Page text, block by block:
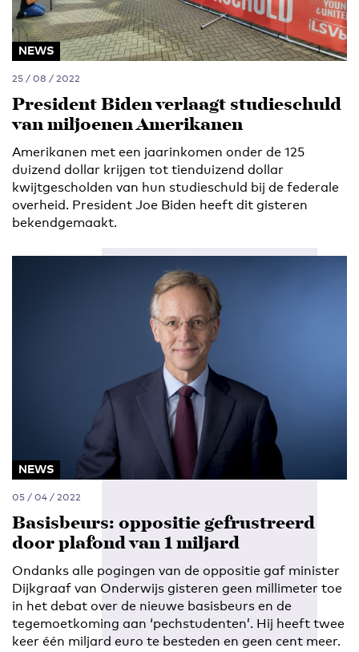
NEWS
25 / 08 / 2022
President Biden verlaagt studieschuld
van miljoenen Amerikanen
Amerikanen met een jaarinkomen onder de 125
duizend dollar krijgen tot tienduizend dollar
kwijtgescholden van hun studieschuld bij de federale
overheid. President Joe Biden heeft dit gisteren
bekendgemaakt.
NEWS
05 / 04 / 2022
Basisbeurs: oppositie gefrustreerd
door plafond van 1 miljard
Ondanks alle pogingen van de oppositie gaf minister
Dijkgraaf van Onderwijs gisteren geen millimeter toe
in het debat over de nieuwe basisbeurs en de
tegemoetkoming aan ‘pechstudenten’. Hij heeft twee
keer één miljard euro te besteden en geen cent meer.